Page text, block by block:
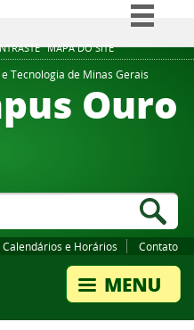
MAPA DO SITE
Simplifique!
Comunica BR
Participe
Tecnologia de Minas Gerais
Ouro
Calendários e Horários Contato